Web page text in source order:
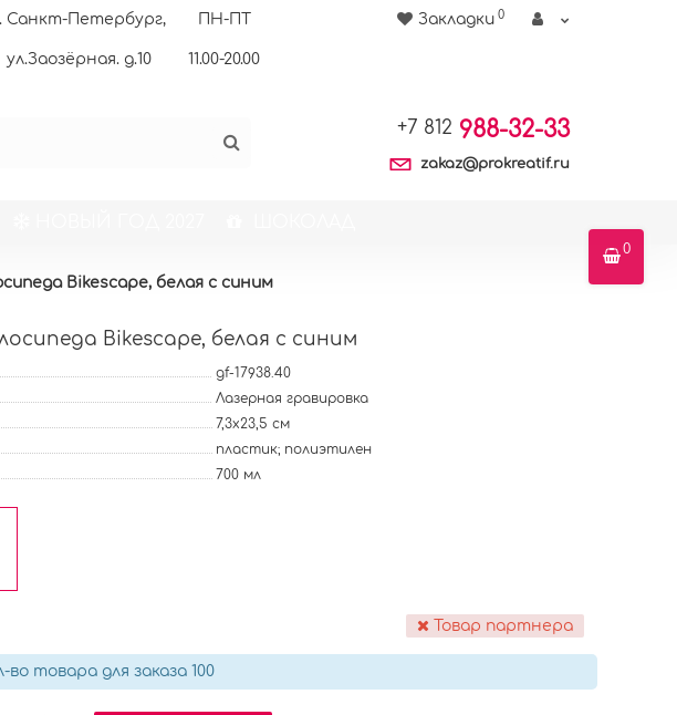
Санкт-Петербург,
ул.Заозёрная. д.10
ПН-ПТ
11.00-20.00
Закладки 0
+7 812 988-32-33
zakaz@prokreatif.ru
0
Bikescape, белая с синим
Bikescape, белая с синим
gf-17938.40
Лазерная гравировка
7,3х23,5 см
пластик; полиэтилен
700 мл
Товар партнера
товара для заказа 100